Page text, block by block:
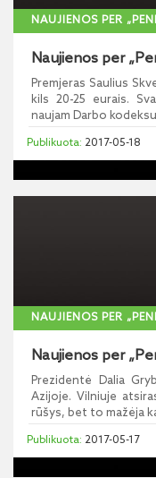
NAUJIENOS PER
Naujienos per
Premjeras Saulius
kils 20-25 eurais.
naujam Darbo
2017-05-18
NAUJIENOS PER
Naujienos per
Prezidentė Dalia
Azijoje. Vilniuje
rūšys, bet to mažėja
2017-05-17